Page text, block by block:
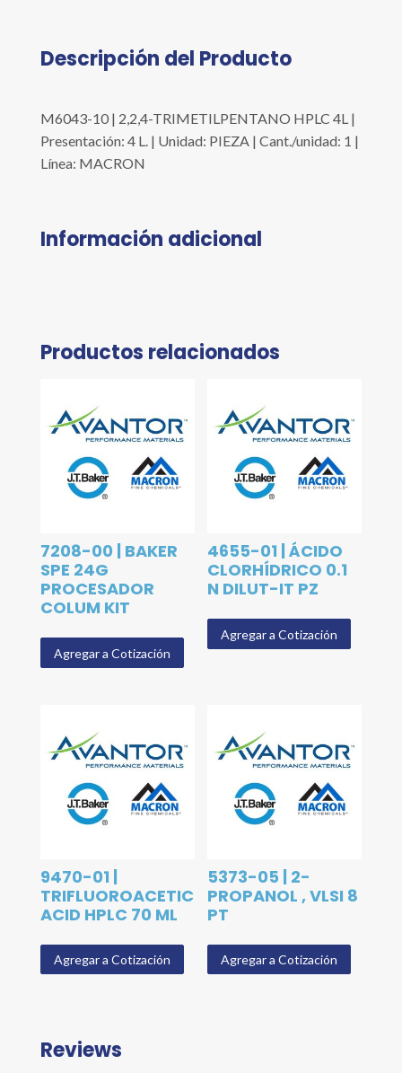
Descripción del Producto
M6043-10 | 2,2,4-TRIMETILPENTANO HPLC 4L |
Presentación: 4 L. | Unidad: PIEZA | Cant./unidad: 1 |
Línea: MACRON
Información adicional
Productos relacionados
7208-00 | BAKER
SPE 24G
PROCESADOR
COLUM KIT
Agregar a Cotización
4655-01 | ÁCIDO
CLORHÍDRICO 0.1
N DILUT-IT PZ
Agregar a Cotización
9470-01 |
TRIFLUOROACETIC
ACID HPLC 70 ML
Agregar a Cotización
5373-05 | 2-
PROPANOL , VLSI 8
PT
Agregar a Cotización
Reviews